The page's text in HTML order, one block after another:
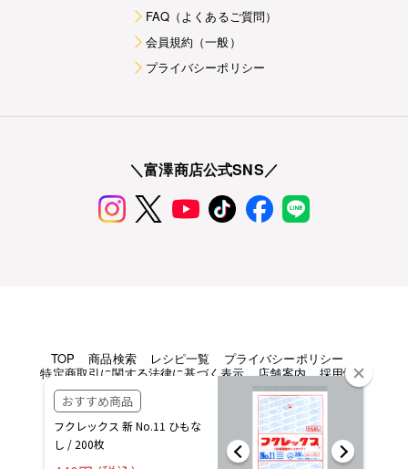
FAQ（よくあるご質問）
会員規約（一般）
プライバシーポリシー
＼富澤商店公式SNS／
TOP 商品検索 レシピ一覧
プライバシーポリシー
特定商取引に関する法律に基づく表示
店舗案内 採用情報
Copyright © TOMIZAWA SHOUTEN All rights reserved.